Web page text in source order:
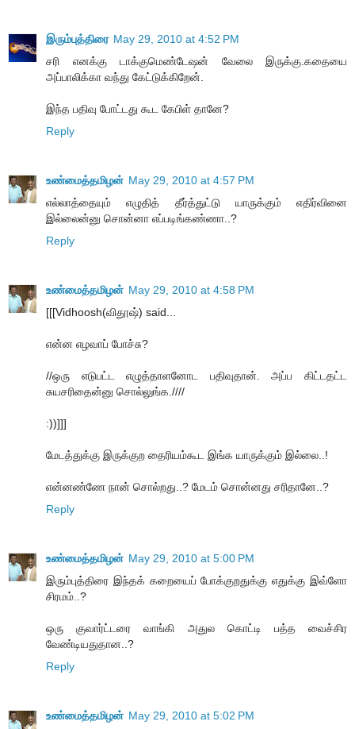
இரும்புத்திரை May 29, 2010 at 4:52 PM
சரி எனக்கு டாக்குமெண்டேஷன் வேலை இருக்கு.கதையை
அப்பாலிக்கா வந்து கேட்டுக்கிறேன்.
இந்த பதிவு போட்டது கூட கேபிள் தானே?
Reply
உண்மைத்தமிழன் May 29, 2010 at 4:57 PM
எல்லாத்தையும் எழுதித் தீர்த்துட்டு யாருக்கும் எதிர்வினை
இல்லைன்னு சொன்னா எப்படிங்கண்ணா..?
Reply
உண்மைத்தமிழன் May 29, 2010 at 4:58 PM
[[[Vidhoosh(விதூஷ்) said...
என்ன எழவாப் போச்சு?
//ஒரு எடுபட்ட எழுத்தாளனோட பதிவுதான். அப்ப கிட்டதட்ட
சுயசரிதைன்னு சொல்லுங்க.////
:))]]]
மேடத்துக்கு இருக்குற தைரியம்கூட இங்க யாருக்கும் இல்லை..!
என்னண்ணே நான் சொல்றது..? மேடம் சொன்னது சரிதானே..?
Reply
உண்மைத்தமிழன் May 29, 2010 at 5:00 PM
இரும்புத்திரை இந்தக் கறையைப் போக்குறதுக்கு எதுக்கு இவ்ளோ
சிரமம்..?
ஒரு குவார்ட்டரை வாங்கி அதுல கொட்டி பத்த வைச்சிர
வேண்டியதுதான..?
Reply
உண்மைத்தமிழன் May 29, 2010 at 5:02 PM